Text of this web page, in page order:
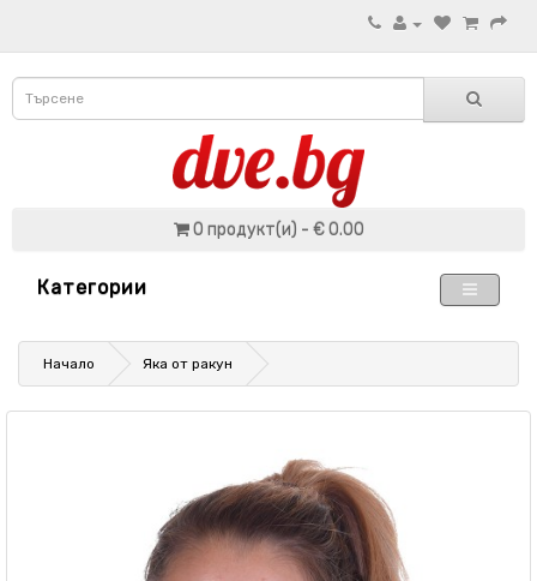
0 продукт(и) - € 0.00
Категории
Начало Яка от ракун